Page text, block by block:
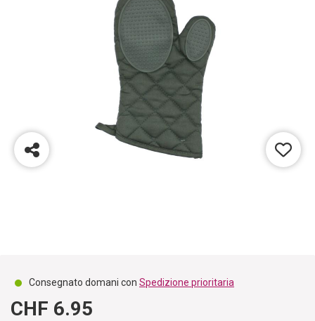
Consegnato domani con Spedizione prioritaria
CHF 6.95